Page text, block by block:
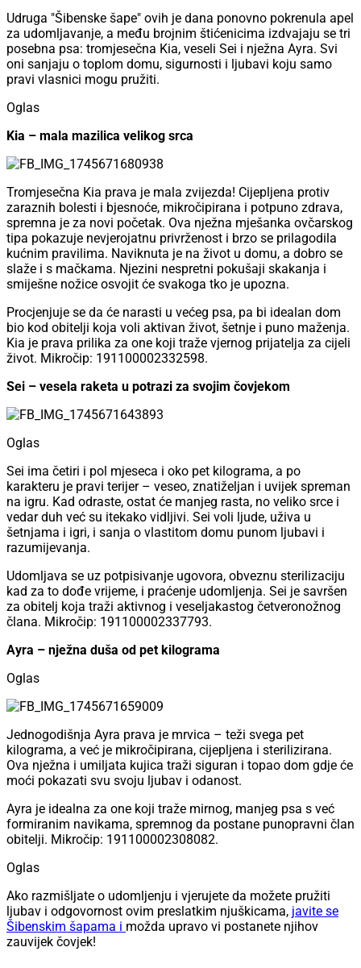
Udruga "Šibenske šape" ovih je dana ponovno pokrenula apel
za udomljavanje, a među brojnim štićenicima izdvajaju se tri
posebna psa: tromjesečna Kia, veseli Sei i nježna Ayra. Svi
oni sanjaju o toplom domu, sigurnosti i ljubavi koju samo
pravi vlasnici mogu pružiti.
Oglas
Kia – mala mazilica velikog srca
Tromjesečna Kia prava je mala zvijezda! Cijepljena protiv
zaraznih bolesti i bjesnoće, mikročipirana i potpuno zdrava,
spremna je za novi početak. Ova nježna mješanka ovčarskog
tipa pokazuje nevjerojatnu privrženost i brzo se prilagodila
kućnim pravilima. Naviknuta je na život u domu, a dobro se
slaže i s mačkama. Njezini nespretni pokušaji skakanja i
smiješne nožice osvojit će svakoga tko je upozna.
Procjenjuje se da će narasti u većeg psa, pa bi idealan dom
bio kod obitelji koja voli aktivan život, šetnje i puno maženja.
Kia je prava prilika za one koji traže vjernog prijatelja za cijeli
život. Mikročip: 191100002332598.
Sei – vesela raketa u potrazi za svojim čovjekom
Oglas
Sei ima četiri i pol mjeseca i oko pet kilograma, a po
karakteru je pravi terijer – veseo, znatiželjan i uvijek spreman
na igru. Kad odraste, ostat će manjeg rasta, no veliko srce i
vedar duh već su itekako vidljivi. Sei voli ljude, uživa u
šetnjama i igri, i sanja o vlastitom domu punom ljubavi i
razumijevanja.
Udomljava se uz potpisivanje ugovora, obveznu sterilizaciju
kad za to dođe vrijeme, i praćenje udomljenja. Sei je savršen
za obitelj koja traži aktivnog i veseljakastog četveronožnog
člana. Mikročip: 191100002337793.
Ayra – nježna duša od pet kilograma
Oglas
Jednogodišnja Ayra prava je mrvica – teži svega pet
kilograma, a već je mikročipirana, cijepljena i sterilizirana.
Ova nježna i umiljata kujica traži siguran i topao dom gdje će
moći pokazati svu svoju ljubav i odanost.
Ayra je idealna za one koji traže mirnog, manjeg psa s već
formiranim navikama, spremnog da postane punopravni član
obitelji. Mikročip: 191100002308082.
Oglas
Ako razmišljate o udomljenju i vjerujete da možete pružiti
ljubav i odgovornost ovim preslatkim njuškicama, javite se
Šibenskim šapama i možda upravo vi postanete njihov
zauvijek čovjek!